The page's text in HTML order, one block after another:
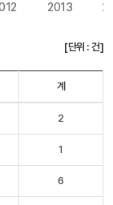
[단위 : 건]
계
2
1
6